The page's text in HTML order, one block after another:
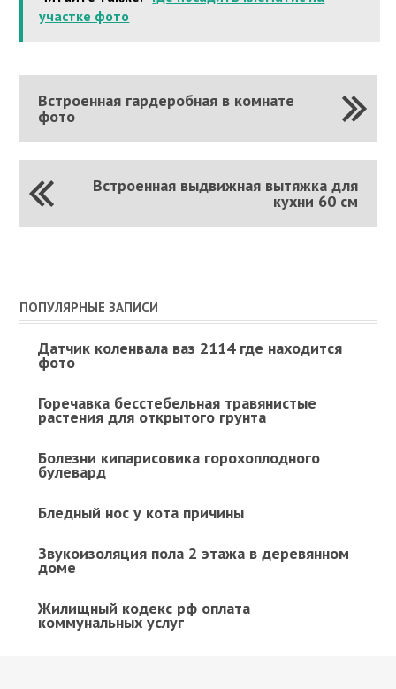
участке фото
Встроенная гардеробная в комнате
фото
Встроенная выдвижная вытяжка для
кухни 60 см
ПОПУЛЯРНЫЕ ЗАПИСИ
Датчик коленвала ваз 2114 где находится
фото
Горечавка бесстебельная травянистые
растения для открытого грунта
Болезни кипарисовика горохоплодного
булевард
Бледный нос у кота причины
Звукоизоляция пола 2 этажа в деревянном
доме
Жилищный кодекс рф оплата
коммунальных услуг